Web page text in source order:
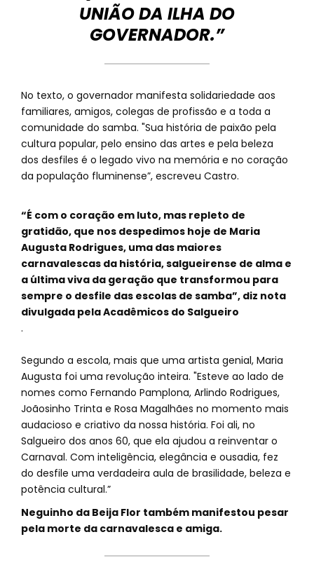
UNIÃO DA ILHA DO
GOVERNADOR.”
No texto, o governador manifesta solidariedade aos
familiares, amigos, colegas de profissão e a toda a
comunidade do samba. "Sua história de paixão pela
cultura popular, pelo ensino das artes e pela beleza
dos desfiles é o legado vivo na memória e no coração
da população fluminense”, escreveu Castro.
“É com o coração em luto, mas repleto de
gratidão, que nos despedimos hoje de Maria
Augusta Rodrigues, uma das maiores
carnavalescas da história, salgueirense de alma e
a última viva da geração que transformou para
sempre o desfile das escolas de samba”, diz nota
divulgada pela Acadêmicos do Salgueiro
.
Segundo a escola, mais que uma artista genial, Maria
Augusta foi uma revolução inteira. "Esteve ao lado de
nomes como Fernando Pamplona, Arlindo Rodrigues,
Joãosinho Trinta e Rosa Magalhães no momento mais
audacioso e criativo da nossa história. Foi ali, no
Salgueiro dos anos 60, que ela ajudou a reinventar o
Carnaval. Com inteligência, elegância e ousadia, fez
do desfile uma verdadeira aula de brasilidade, beleza e
potência cultural.”
Neguinho da Beija Flor também manifestou pesar
pela morte da carnavalesca e amiga.